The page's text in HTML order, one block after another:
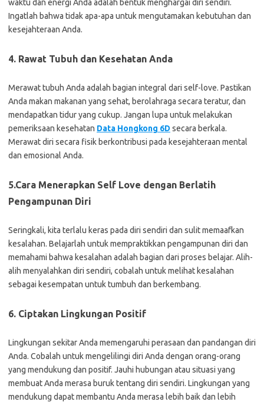
waktu dan energi Anda adalah bentuk menghargai diri sendiri.
Ingatlah bahwa tidak apa-apa untuk mengutamakan kebutuhan dan
kesejahteraan Anda.
4. Rawat Tubuh dan Kesehatan Anda
Merawat tubuh Anda adalah bagian integral dari self-love. Pastikan
Anda makan makanan yang sehat, berolahraga secara teratur, dan
mendapatkan tidur yang cukup. Jangan lupa untuk melakukan
pemeriksaan kesehatan Data Hongkong 6D secara berkala.
Merawat diri secara fisik berkontribusi pada kesejahteraan mental
dan emosional Anda.
5.Cara Menerapkan Self Love dengan Berlatih
Pengampunan Diri
Seringkali, kita terlalu keras pada diri sendiri dan sulit memaafkan
kesalahan. Belajarlah untuk mempraktikkan pengampunan diri dan
memahami bahwa kesalahan adalah bagian dari proses belajar. Alih-
alih menyalahkan diri sendiri, cobalah untuk melihat kesalahan
sebagai kesempatan untuk tumbuh dan berkembang.
6. Ciptakan Lingkungan Positif
Lingkungan sekitar Anda memengaruhi perasaan dan pandangan diri
Anda. Cobalah untuk mengelilingi diri Anda dengan orang-orang
yang mendukung dan positif. Jauhi hubungan atau situasi yang
membuat Anda merasa buruk tentang diri sendiri. Lingkungan yang
mendukung dapat membantu Anda merasa lebih baik dan lebih